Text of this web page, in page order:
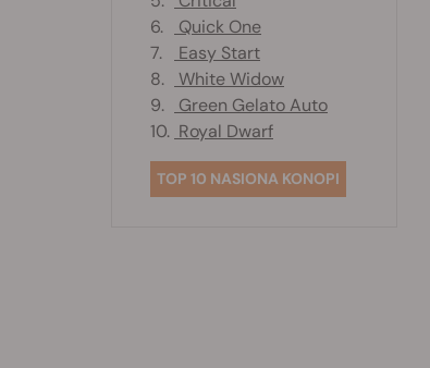
6.
Quick One
7.
Easy Start
8.
White Widow
9.
Green Gelato Auto
10. Royal Dwarf
TOP 10 NASIONA KONOPI